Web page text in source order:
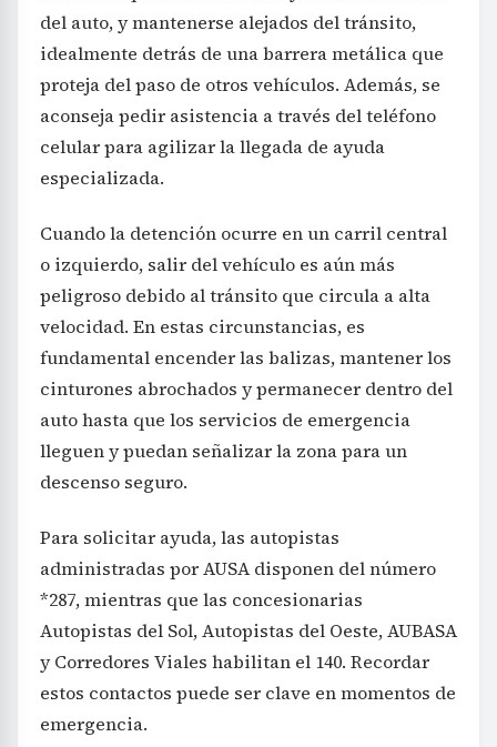
del auto, y mantenerse alejados del tránsito,
idealmente detrás de una barrera metálica que
proteja del paso de otros vehículos. Además, se
aconseja pedir asistencia a través del teléfono
celular para agilizar la llegada de ayuda
especializada.
Cuando la detención ocurre en un carril central
o izquierdo, salir del vehículo es aún más
peligroso debido al tránsito que circula a alta
velocidad. En estas circunstancias, es
fundamental encender las balizas, mantener los
cinturones abrochados y permanecer dentro del
auto hasta que los servicios de emergencia
lleguen y puedan señalizar la zona para un
descenso seguro.
Para solicitar ayuda, las autopistas
administradas por AUSA disponen del número
*287, mientras que las concesionarias
Autopistas del Sol, Autopistas del Oeste, AUBASA
y Corredores Viales habilitan el 140. Recordar
estos contactos puede ser clave en momentos de
emergencia.